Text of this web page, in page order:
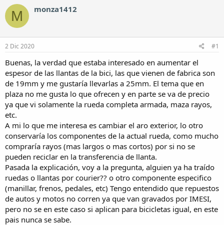
M monza1412
2 Dic 2020 #1
Buenas, la verdad que estaba interesado en aumentar el
espesor de las llantas de la bici, las que vienen de fabrica son
de 19mm y me gustaría llevarlas a 25mm. El tema que en
plaza no me gusta lo que ofrecen y en parte se va de precio
ya que vi solamente la rueda completa armada, maza rayos,
etc.
A mi lo que me interesa es cambiar el aro exterior, lo otro
conservaría los componentes de la actual rueda, como mucho
compraría rayos (mas largos o mas cortos) por si no se
pueden reciclar en la transferencia de llanta.
Pasada la explicación, voy a la pregunta, alguien ya ha traído
ruedas o llantas por courier?? o otro componente especifico
(manillar, frenos, pedales, etc) Tengo entendido que repuestos
de autos y motos no corren ya que van gravados por IMESI,
pero no se en este caso si aplican para bicicletas igual, en este
pais nunca se sabe.